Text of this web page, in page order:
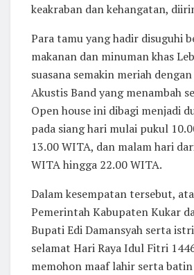
keakraban dan kehangatan,
Para tamu yang hadir disuguhi
makanan dan minuman khas
suasana semakin meriah
Akustis Band yang menambah
Open house ini dibagi menjadi
pada siang hari mulai pukul
13.00 WITA, dan malam hari
WITA hingga 22.00 WITA.
Dalam kesempatan tersebut,
Pemerintah Kabupaten Kukar
Bupati Edi Damansyah serta
selamat Hari Raya Idul Fitri
memohon maaf lahir serta